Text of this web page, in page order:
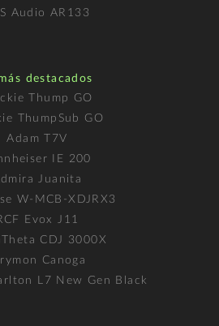
Audio AR133
destacados
Thump GO
ThumpSub GO
Adam T7V
IE 200
Juanita
W-MCB-XDJRX3
Evox J11
CDJ 3000X
Canoga
L7 New Gen Black